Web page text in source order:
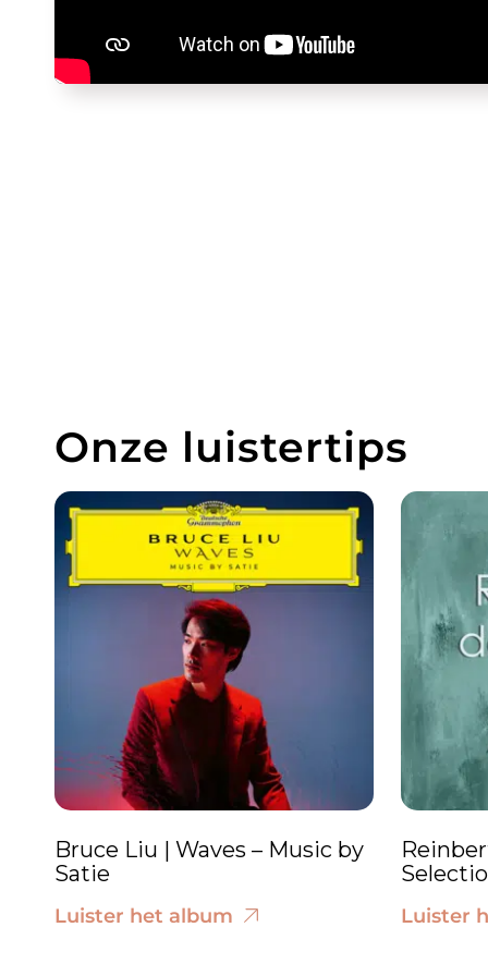
Onze luistertips
Bruce Liu | Waves – Music by
Satie
Luister het album Luister